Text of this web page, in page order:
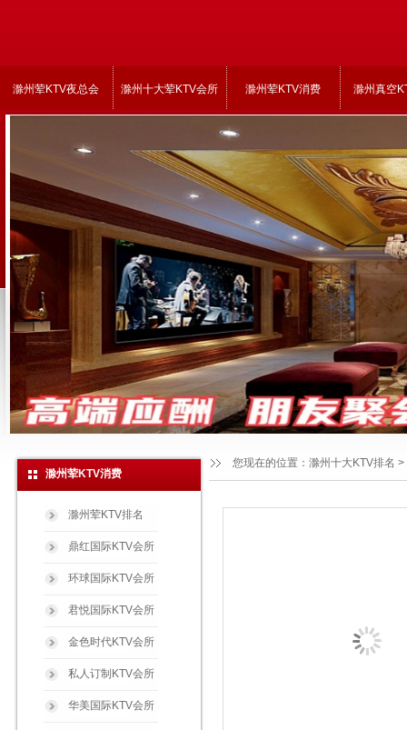
滁州荤KTV夜总会 滁州十大荤KTV会所 滁州荤KTV消费 滁州真空
滁州荤KTV消费
滁州荤KTV排名
鼎红国际KTV会所
环球国际KTV会所
君悦国际KTV会所
金色时代KTV会所
私人订制KTV会所
华美国际KTV会所
您现在的位置： 滁州十大KTV排名 >